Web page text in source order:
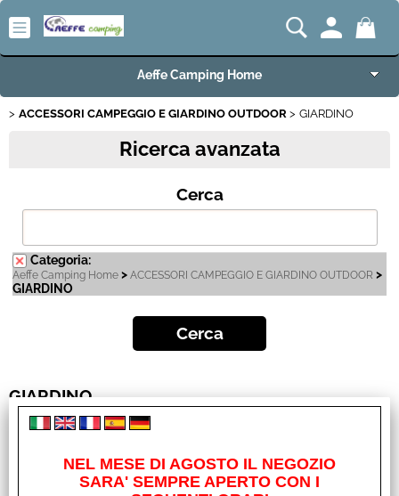
Aeffe Camping Home
Articoli per Camper e Caravan
Articoli per Campeggio e Giardino
Articoli per Nautica
Pronta Consegna
ACCESSORI CAMPEGGIO E GIARDINO OUTDOOR GIARDINO
Ricerca avanzata
Cerca
Categoria:
Aeffe Camping Home > ACCESSORI CAMPEGGIO E GIARDINO OUTDOOR >
GIARDINO
GIARDINO
NEL MESE DI AGOSTO IL NEGOZIO
SARA' SEMPRE APERTO CON I